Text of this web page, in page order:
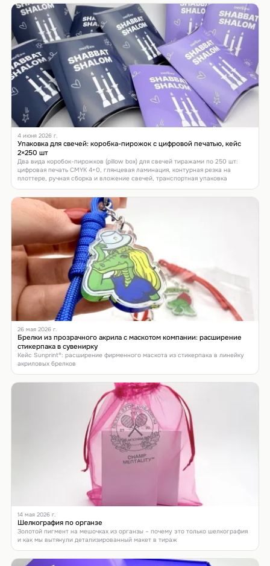
4 июня 2026 г.
Упаковка для свечей: коробка-пирожок с цифровой печатью, кейс
2×250 шт
Два вида коробок-пирожков (pillow box) для свечей тиражами по 250 шт:
цифровая печать CMYK 4+0, глянцевая ламинация, контурная резка на
плоттере, ручная сборка и вложение свечей, транспортная упаковка
26 мая 2026 г.
Брелки из прозрачного акрила с маскотом компании: расширение
стикерпака в сувенирку
Кейс Sunprint®: расширение фирменного маскота из стикерпака в линейку
акриловых брелков
14 мая 2026 г.
Шелкография по органзе
Золотой пигмент на мешочках из органзы – почему это только шелкография
и как мы вытянули детализированный макет в тираж